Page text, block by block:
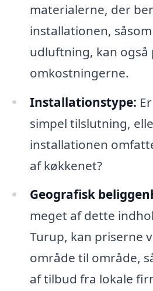
materialerne, der
installationen,
udluftning, kan også
omkostningerne.
Installationstype:
simpel tilslutning,
installationen
af køkkenet?
Geografisk
meget af dette
Turup, kan priserne
område til område,
af tilbud fra lokale